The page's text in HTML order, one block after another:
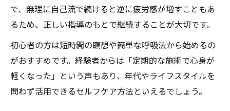
で、無理に自己流で続けると逆に疲労感が増すこともあ
るため、正しい指導のもとで継続することが大切です。
初心者の方は短時間の瞑想や簡単な呼吸法から始めるの
がおすすめです。経験者からは「定期的な施術で心身が
軽くなった」という声もあり、年代やライフスタイルを
問わず活用できるセルフケア方法といえるでしょう。